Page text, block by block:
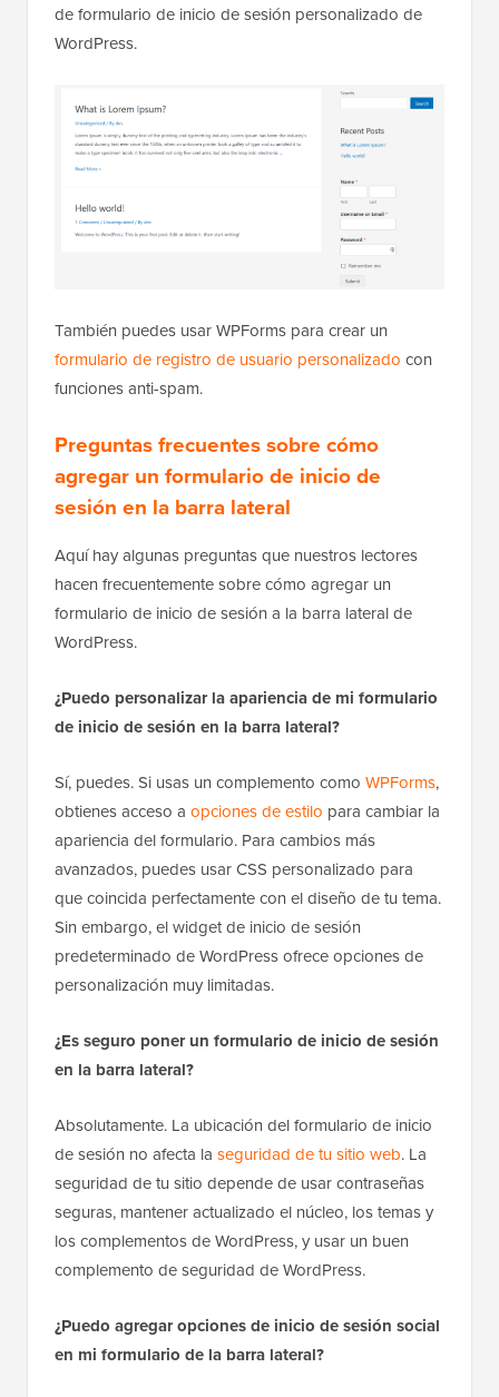
de formulario de inicio de sesión personalizado de
WordPress.
También puedes usar WPForms para crear un
formulario de registro de usuario personalizado con
funciones anti-spam.
Preguntas frecuentes sobre cómo
agregar un formulario de inicio de
sesión en la barra lateral
Aquí hay algunas preguntas que nuestros lectores
hacen frecuentemente sobre cómo agregar un
formulario de inicio de sesión a la barra lateral de
WordPress.
¿Puedo personalizar la apariencia de mi formulario
de inicio de sesión en la barra lateral?
Sí, puedes. Si usas un complemento como WPForms,
obtienes acceso a opciones de estilo para cambiar la
apariencia del formulario. Para cambios más
avanzados, puedes usar CSS personalizado para
que coincida perfectamente con el diseño de tu tema.
Sin embargo, el widget de inicio de sesión
predeterminado de WordPress ofrece opciones de
personalización muy limitadas.
¿Es seguro poner un formulario de inicio de sesión
en la barra lateral?
Absolutamente. La ubicación del formulario de inicio
de sesión no afecta la seguridad de tu sitio web. La
seguridad de tu sitio depende de usar contraseñas
seguras, mantener actualizado el núcleo, los temas y
los complementos de WordPress, y usar un buen
complemento de seguridad de WordPress.
¿Puedo agregar opciones de inicio de sesión social
en mi formulario de la barra lateral?